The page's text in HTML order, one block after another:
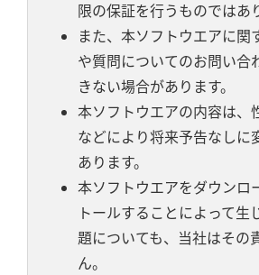
限の保証を行うものではあ
また、本ソフトウエアに関
や質問についてのお問い合
きない場合があります。
本ソフトウエアの内容は、
などにより将来予告なしに
あります。
本ソフトウエアをダウンロ
トールすることによって生
題についても、当社はその
ん。